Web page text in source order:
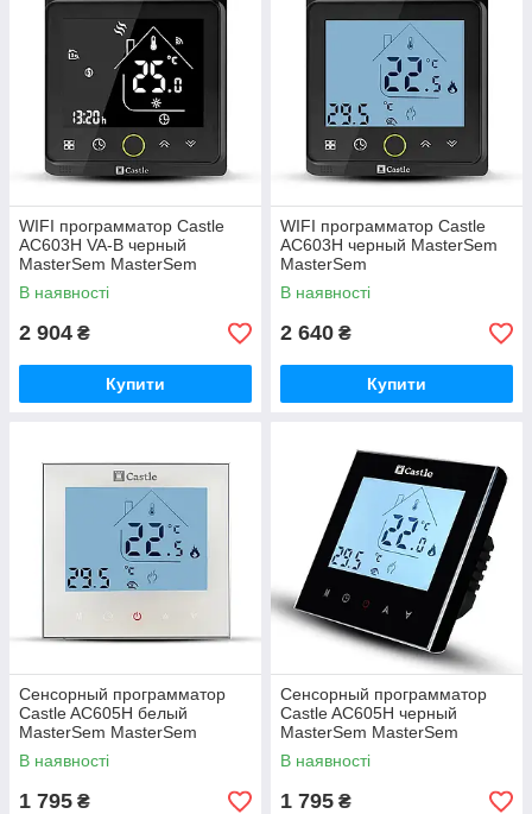
WIFI программатор Castle
AC603H VA-B черный
MasterSem MasterSem
В наявності
2 904 ₴
Купити
WIFI программатор Castle
AC603H черный MasterSem
MasterSem
В наявності
2 640 ₴
Купити
Сенсорный программатор
Castle AC605H белый
MasterSem MasterSem
В наявності
1 795 ₴
Сенсорный программатор
Castle AC605H черный
MasterSem MasterSem
В наявності
1 795 ₴